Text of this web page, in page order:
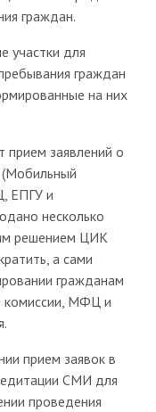
граждан.
участки для
граждан
на них
прием заявлений о
(Мобильный
ЕПГУ и
несколько
решением ЦИК
а сами
гражданам
комиссии, МФЦ и
прием заявок в
СМИ для
проведения